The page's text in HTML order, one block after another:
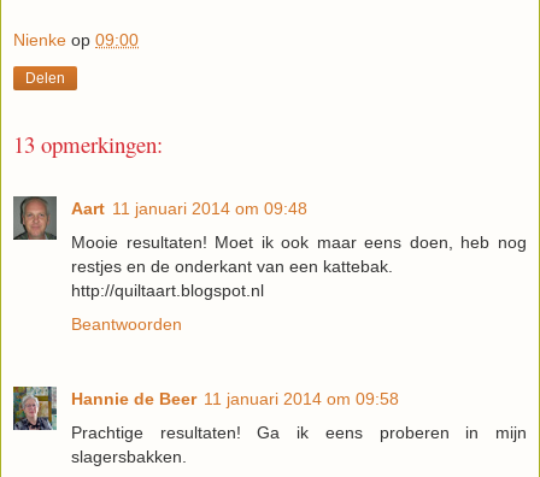
Nienke op 09:00
Delen
13 opmerkingen:
Aart 11 januari 2014 om 09:48
Mooie resultaten! Moet ik ook maar eens doen, heb nog
restjes en de onderkant van een kattebak.
http://quiltaart.blogspot.nl
Beantwoorden
Hannie de Beer 11 januari 2014 om 09:58
Prachtige resultaten! Ga ik eens proberen in mijn
slagersbakken.